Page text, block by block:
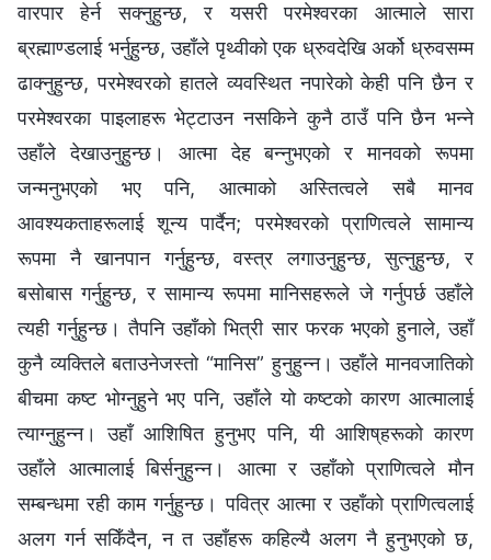
वारपार हेर्न सक्‍नुहुन्छ, र यसरी परमेश्‍वरका आत्माले सारा
ब्रह्माण्डलाई भर्नुहुन्छ, उहाँले पृथ्वीको एक ध्रुवदेखि अर्को ध्रुवसम्‍म
ढाक्नुहुन्छ, परमेश्‍वरको हातले व्यवस्थित नपारेको केही पनि छैन र
परमेश्‍वरका पाइलाहरू भेट्टाउन नसकिने कुनै ठाउँ पनि छैन भन्‍ने
उहाँले देखाउनुहुन्छ। आत्मा देह बन्‍नुभएको र मानवको रूपमा
जन्‍मनुभएको भए पनि, आत्माको अस्तित्वले सबै मानव
आवश्यकताहरूलाई शून्य पार्दैन; परमेश्‍वरको प्राणित्वले सामान्य
रूपमा नै खानपान गर्नुहुन्छ, वस्‍त्र लगाउनुहुन्छ, सुत्‍नुहुन्छ, र
बसोबास गर्नुहुन्छ, र सामान्य रूपमा मानिसहरूले जे गर्नुपर्छ उहाँले
त्यही गर्नुहुन्छ। तैपनि उहाँको भित्री सार फरक भएको हुनाले, उहाँ
कुनै व्यक्तिले बताउनेजस्तो “मानिस” हुनुहुन्‍न। उहाँले मानवजातिको
बीचमा कष्ट भोग्‍नुहुने भए पनि, उहाँले यो कष्टको कारण आत्मालाई
त्याग्‍नुहुन्‍न। उहाँ आशिषित हुनुभए पनि, यी आशिष्‌हरूको कारण
उहाँले आत्मालाई बिर्सनुहुन्न। आत्मा र उहाँको प्राणित्वले मौन
सम्‍बन्धमा रही काम गर्नुहुन्छ। पवित्र आत्मा र उहाँको प्राणित्वलाई
अलग गर्न सकिँदैन, न त उहाँहरू कहिल्यै अलग नै हुनुभएको छ,